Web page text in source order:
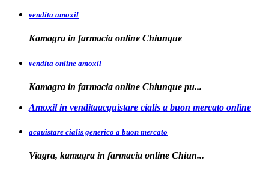
vendita amoxil
Kamagra in farmacia online Chiunque
vendita online amoxil
Kamagra in farmacia online Chiunque pu...
Amoxil in venditaacquistare cialis a buon mercato online
acquistare cialis generico a buon mercato
Viagra, kamagra in farmacia online Chiun...